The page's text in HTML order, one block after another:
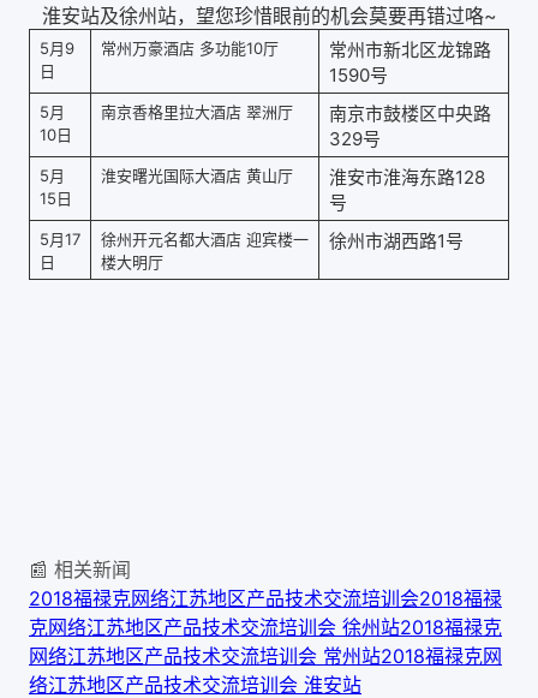
淮安站及徐州站，望您珍惜眼前的机会莫要再错过咯~
5月9
日
常州万豪酒店 多功能10厅 常州市新北区龙锦路
1590号
5月
10日
南京香格里拉大酒店 翠洲厅 南京市鼓楼区中央路
329号
5月
15日
淮安曙光国际大酒店 黄山厅 淮安市淮海东路128
号
5月17
日
徐州开元名都大酒店 迎宾楼一
楼大明厅
徐州市湖西路1号
📰 相关新闻
2018福禄克网络江苏地区产品技术交流培训会2018福禄
克网络江苏地区产品技术交流培训会 徐州站2018福禄克
网络江苏地区产品技术交流培训会 常州站2018福禄克网
络江苏地区产品技术交流培训会 淮安站